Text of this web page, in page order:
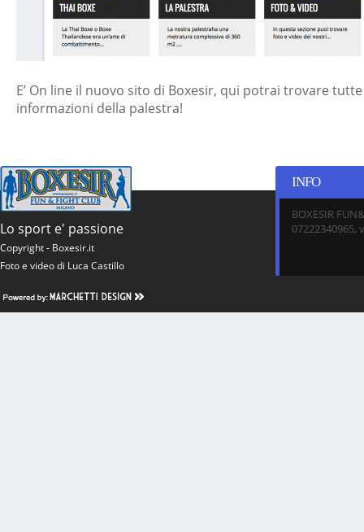
E’ On line il nuovo sito di Boxesir, qui potrai trovare
informazioni della palestra!
Lo sport e' passione
Copyright - Boxesir.it
Foto e video di Luca Castillo
INFO
BOXESIR
07222340965,